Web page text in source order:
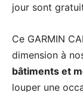
jour sont
Ce GARMIN
dimension à
bâtiments et
louper une